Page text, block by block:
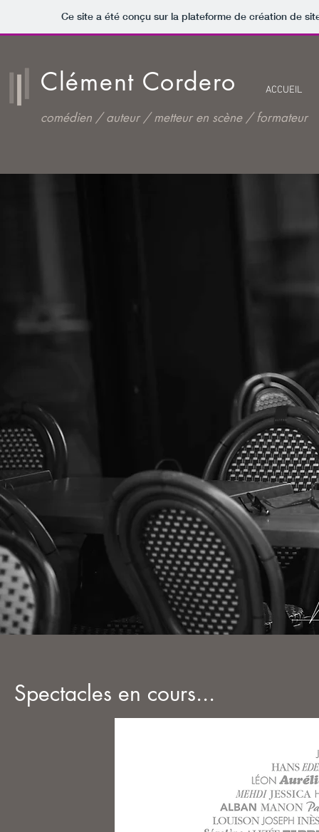
Ce site a été conçu sur la plateforme de création de
Clément Cordero
comédien / auteur / metteur en scène / formateur
ACCUEIL
Spectacles en cours...